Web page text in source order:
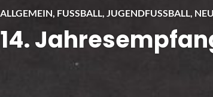
ALLGEMEIN FUSSBALL JUGENDFUSSBALL
14.